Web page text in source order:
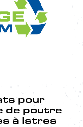
pour
de poutre
à Istres